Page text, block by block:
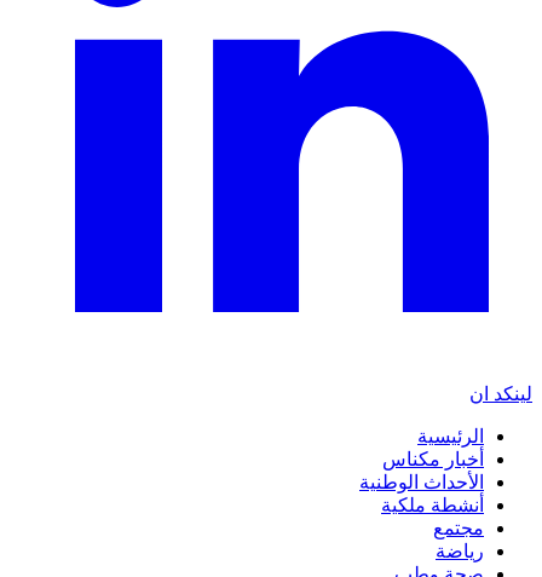
لينكد ان
الرئيسية
أخبار مكناس
الأحداث الوطنية
أنشطة ملكية
مجتمع
رياضة